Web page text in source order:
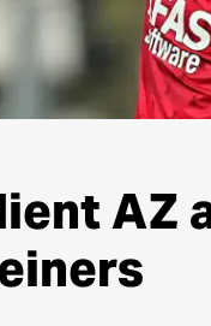
AZ